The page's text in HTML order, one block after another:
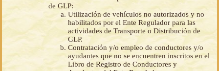
de GLP:
Utilización de vehículos no autorizados y no
habilitados por el Ente Regulador para las
actividades de Transporte o Distribución de
GLP.
Contratación y/o empleo de conductores y/o
ayudantes que no se encuentren inscritos en el
Libro de Registro de Conductores y